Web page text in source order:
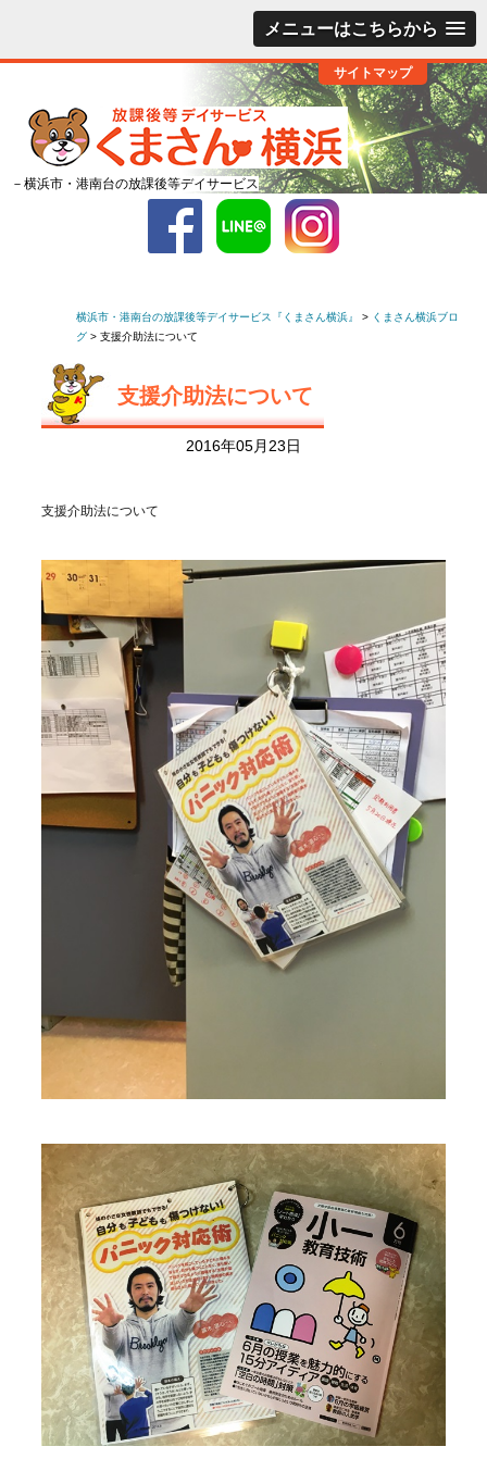
メニューはこちらから
サイトマップ
－横浜市・港南台の放課後等デイサービス
横浜市・港南台の放課後等デイサービス『くまさん横浜』 > くまさん横浜ブロ
グ > 支援介助法について
支援介助法について
2016年05月23日
支援介助法について